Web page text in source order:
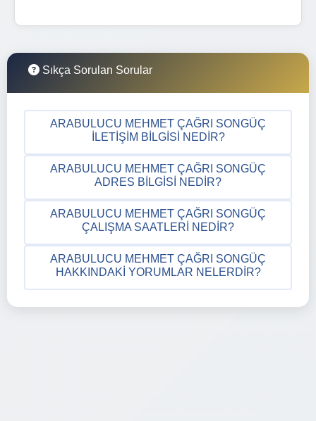
Sıkça Sorulan Sorular
ARABULUCU MEHMET ÇAĞRI SONGÜÇ
İLETIŞIM BILGISI NEDIR?
ARABULUCU MEHMET ÇAĞRI SONGÜÇ
ADRES BILGISI NEDIR?
ARABULUCU MEHMET ÇAĞRI SONGÜÇ
ÇALIŞMA SAATLERI NEDIR?
ARABULUCU MEHMET ÇAĞRI SONGÜÇ
HAKKINDAKI YORUMLAR NELERDIR?